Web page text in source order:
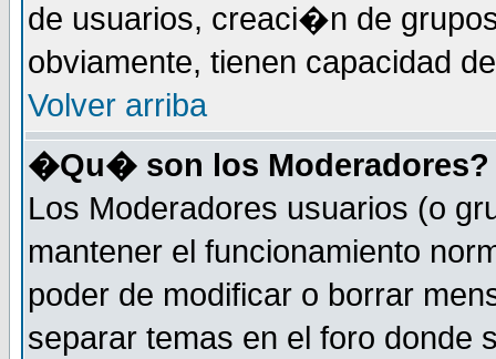
de usuarios, creaci�n de
obviamente, tienen capacidad
Volver arriba
�Qu� son los Moderadores?
Los Moderadores usuarios (o
mantener el funcionamiento
poder de modificar o borrar
separar temas en el foro donde